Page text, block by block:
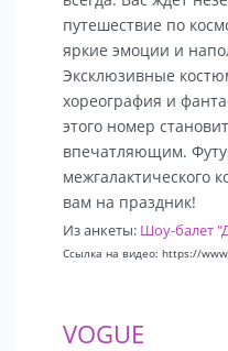
путешествие по
яркие эмоции и
Эксклюзивные
хореография и
этого номер
впечатляющим.
межгалактического
вам на праздник!
Из анкеты: Шоу-балет
Ссылка на видео: https://
VOGUE